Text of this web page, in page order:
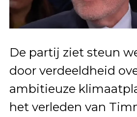
De partij ziet steun
door verdeeldheid
ambitieuze
het verleden van